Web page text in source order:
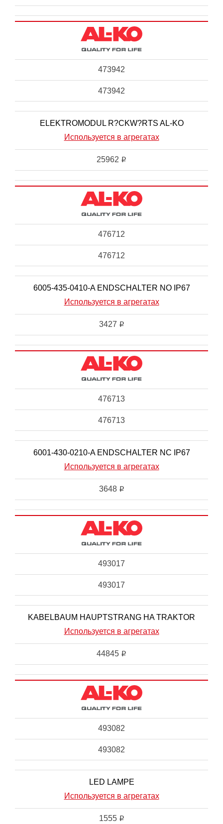
473942
473942
ELEKTROMODUL R?CKW?RTS AL-KO
Используется в агрегатах
25962 i
476712
476712
6005-435-0410-A ENDSCHALTER NO IP67
Используется в агрегатах
3427 i
476713
476713
6001-430-0210-A ENDSCHALTER NC IP67
Используется в агрегатах
3648 i
493017
493017
KABELBAUM HAUPTSTRANG HA TRAKTOR
Используется в агрегатах
44845 i
493082
493082
LED LAMPE
Используется в агрегатах
1555 i